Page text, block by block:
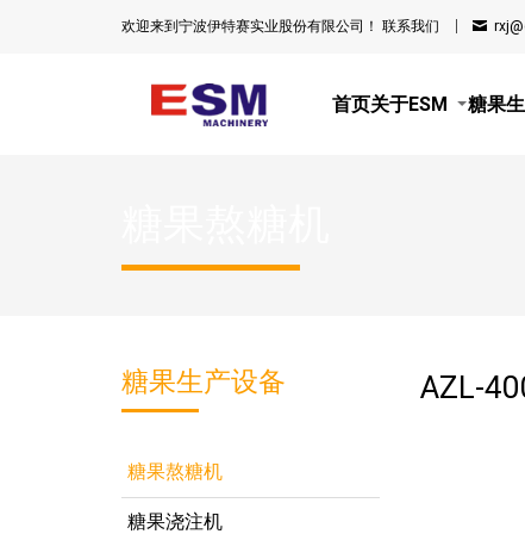
欢迎来到宁波伊特赛实业股份有限公司！ 联系我们
首页关于ESM 糖果
糖果生产设备
糖果熬糖机
糖果浇注机
AZL-